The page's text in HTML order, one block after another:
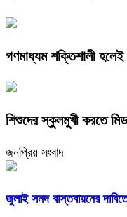
গণমাধ্যম শক্তিশালী
শিশুদের স্কুলমুখী করতে
জনপ্রিয় সংবাদ
জুলাই সনদ বাস্তবায়নের